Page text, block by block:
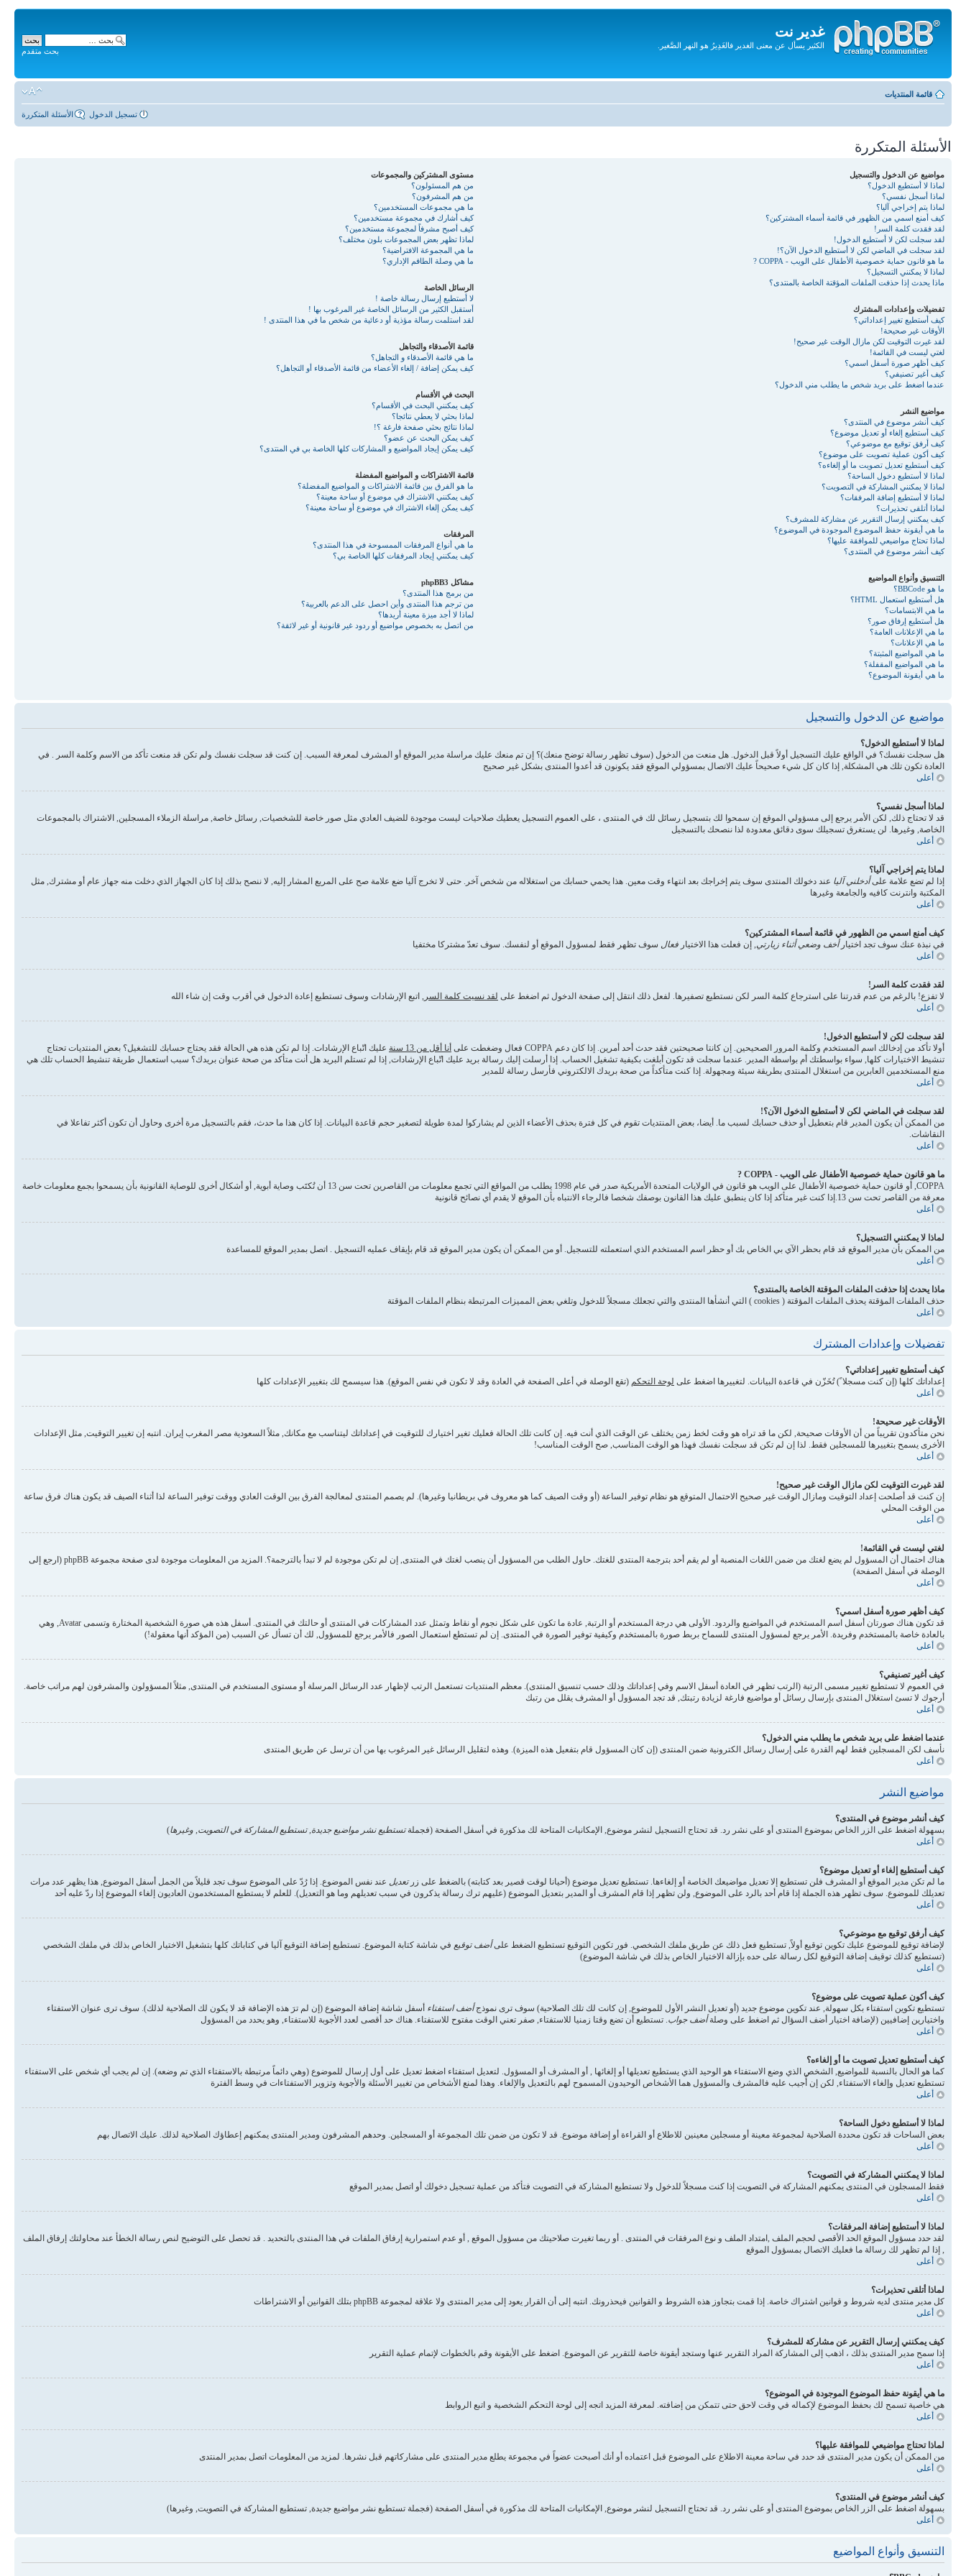
غدير نت
الكثير يسأل عن معنى الغدير فالغَدِيرُ هو النهر الصَّغير.
المحتويات
بحث متقدم
قائمة المنتديات
الأسئلة المتكررة تسجيل الدخول
الأسئلة المتكررة
مواضيع عن الدخول والتسجيل
لماذا لا أستطيع الدخول؟
لماذا أسجل نفسي؟
لماذا يتم إخراجي آليا؟
كيف أمنع اسمي من الظهور في قائمة أسماء المشتركين؟
لقد فقدت كلمة السر!
لقد سجلت لكن لا أستطيع الدخول!
لقد سجلت في الماضي لكن لا أستطيع الدخول الآن؟!
ما هو قانون حماية خصوصية الأطفال على الويب - COPPA ?
لماذا لا يمكنني التسجيل؟
ماذا يحدث إذا حذفت الملفات المؤقتة الخاصة بالمنتدى؟
تفضيلات وإعدادات المشترك
كيف أستطيع تغيير إعداداتي؟
الأوقات غير صحيحة!
لقد غيرت التوقيت لكن مازال الوقت غير صحيح!
لغتي ليست في القائمة!
كيف أظهر صورة أسفل اسمي؟
كيف أغير تصنيفي؟
عندما اضغط على بريد شخص ما يطلب مني الدخول؟
مواضيع النشر
كيف أنشر موضوع في المنتدى؟
كيف أستطيع إلغاء أو تعديل موضوع؟
كيف أرفق توقيع مع موضوعي؟
كيف أكون عملية تصويت على موضوع؟
كيف أستطيع تعديل تصويت ما أو إلغاءه؟
لماذا لا أستطيع دخول الساحة؟
لماذا لا يمكنني المشاركة في التصويت؟
لماذا لا أستطيع إضافة المرفقات؟
لماذا أتلقى تحذيرات؟
كيف يمكنني إرسال التقرير عن مشاركة للمشرف؟
ما هي أيقونة حفظ الموضوع الموجودة في الموضوع؟
لماذا تحتاج مواضيعي للموافقة عليها؟
كيف أنشر موضوع في المنتدى؟
التنسيق وأنواع المواضيع
ما هو BBCode؟
هل أستطيع استعمال HTML؟
ما هي الابتسامات؟
هل أستطيع إرفاق صور؟
ما هي الإعلانات العامة؟
ما هي الإعلانات؟
ما هي المواضيع المثبتة؟
ما هي المواضيع المقفلة؟
ما هي أيقونة الموضوع؟
مستوى المشتركين والمجموعات
من هم المسئولون؟
من هم المشرفون؟
ما هي مجموعات المستخدمين؟
كيف أشارك في مجموعة مستخدمين؟
كيف أصبح مشرفاً لمجموعة مستخدمين؟
لماذا تظهر بعض المجموعات بلون مختلف؟
ما هي المجموعة الافتراضية؟
ما هي وصلة الطاقم الإداري؟
الرسائل الخاصة
لا أستطيع إرسال رسالة خاصة !
أستقبل الكثير من الرسائل الخاصة غير المرغوب بها !
لقد استلمت رسالة مؤذية أو دعائية من شخص ما في هذا المنتدى !
قائمة الأصدقاء والتجاهل
ما هي قائمة الأصدقاء و التجاهل؟
كيف يمكن إضافة / إلغاء الأعضاء من قائمة الأصدقاء أو التجاهل؟
البحث في الأقسام
كيف يمكنني البحث في الأقسام؟
لماذا بحثي لا يعطي نتائجا؟
لماذا نتائج بحثي صفحة فارغة ؟!
كيف يمكن البحث عن عضو؟
كيف يمكن إيجاد المواضيع و المشاركات كلها الخاصة بي في المنتدى؟
قائمة الاشتراكات و المواضيع المفضلة
ما هو الفرق بين قائمة الاشتراكات و المواضيع المفضلة؟
كيف يمكنني الاشتراك في موضوع أو ساحة معينة؟
كيف يمكن إلغاء الاشتراك في موضوع أو ساحة معينة؟
المرفقات
ما هي أنواع المرفقات الممسوحة في هذا المنتدى؟
كيف يمكنني إيجاد المرفقات كلها الخاصة بي؟
مشاكل phpBB3
من برمج هذا المنتدى؟
من ترجم هذا المنتدى وأين احصل على الدعم بالعربية؟
لماذا لا أجد ميزة معينة أريدها؟
من اتصل به بخصوص مواضيع أو ردود غير قانونية أو غير لائقة؟
مواضيع عن الدخول والتسجيل
لماذا لا أستطيع الدخول؟
هل سجلت نفسك؟ في الواقع عليك التسجيل أولاً قبل الدخول. هل منعت من الدخول (سوف تظهر رسالة توضح منعك)؟ إن تم منعك عليك مراسلة مدير الموقع أو المشرف لمعرفة السبب. إن كنت قد سجلت نفسك ولم تكن قد منعت تأكد من الاسم وكلمة السر . في
العادة تكون تلك هي المشكلة, إذا كان كل شيء صحيحاً عليك الاتصال بمسؤولي الموقع فقد يكونون قد أعدوا المنتدى بشكل غير صحيح
أعلى
لماذا أسجل نفسي؟
قد لا تحتاج ذلك, لكن الأمر يرجع إلى مسؤولي الموقع إن سمحوا لك بتسجيل رسائل لك في المنتدى ، على العموم التسجيل يعطيك صلاحيات ليست موجودة للضيف العادي مثل صور خاصة للشخصيات, رسائل خاصة, مراسلة الزملاء المسجلين, الاشتراك بالمجموعات
الخاصة, وغيرها. لن يستغرق تسجيلك سوى دقائق معدودة لذا ننصحك بالتسجيل
أعلى
لماذا يتم إخراجي آليا؟
إذا لم تضع علامة علىأدخلني آليا عند دخولك المنتدى سوف يتم إخراجك بعد انتهاء وقت معين. هذا يحمي حسابك من استغلاله من شخص آخر. حتى لا تخرج آليا ضع علامة صح على المربع المشار إليه, لا ننصح بذلك إذا كان الجهاز الذي دخلت منه جهاز عام أو مشترك, مثل
المكتبة وانترنت كافيه والجامعة وغيرها
أعلى
كيف أمنع اسمي من الظهور في قائمة أسماء المشتركين؟
في نبذة عنك سوف تجد اختيارأخف وضعي أثناء زيارتي, إن فعلت هذا الاختيار فعال سوف تظهر فقط لمسؤول الموقع أو لنفسك. سوف تعدّ مشتركا مختفيا
أعلى
لقد فقدت كلمة السر!
لا تفزع! بالرغم من عدم قدرتنا على استرجاع كلمة السر لكن نستطيع تصفيرها. لفعل ذلك انتقل إلى صفحة الدخول ثم اضغط على لقد نسيت كلمة السر , اتبع الإرشادات وسوف تستطيع إعادة الدخول في أقرب وقت إن شاء الله
أعلى
لقد سجلت لكن لا أستطيع الدخول!
أولا تأكد من إدخالك اسم المستخدم وكلمة المرور الصحيحين. إن كانتا صحيحتين فقد حدث أحد أمرين. إذا كان دعم COPPA فعال وضغطت على
أنا أقل من 13 سنة
عليك اتّباع الإرشادات. إذا لم تكن هذه هي الحالة فقد يحتاج حسابك للتشغيل؟ بعض المنتديات تحتاج
تنشيط الاختيارات كلها, سواء بواسطتك أم بواسطة المدير. عندما سجلت قد تكون أبلغت بكيفية تشغيل الحساب. إذا أرسلت إليك رسالة بريد عليك اتّباع الإرشادات, إذا لم تستلم البريد هل أنت متأكد من صحة عنوان بريدك؟ سبب استعمال طريقة تنشيط الحساب تلك هي
منع المستخدمين العابرين من استغلال المنتدى بطريقة سيئة ومجهولة. إذا كنت متأكداً من صحة بريدك الالكتروني فأرسل رسالة للمدير
أعلى
لقد سجلت في الماضي لكن لا أستطيع الدخول الآن؟!
من الممكن أن يكون المدير قام بتعطيل أو حذف حسابك لسبب ما. أيضا، بعض المنتديات تقوم في كل فترة بحذف الأعضاء الذين لم يشاركوا لمدة طويلة لتصغير حجم قاعدة البيانات. إذا كان هذا ما حدث، فقم بالتسجيل مرة أخرى وحاول أن تكون أكثر تفاعلا في
النقاشات.
أعلى
ما هو قانون حماية خصوصية الأطفال على الويب - COPPA ?
COPPA, أو قانون حماية خصوصية الأطفال على الويب هو قانون في الولايات المتحدة الأمريكية صدر في عام 1998 يطلب من المواقع التي تجمع معلومات من القاصرين تحت سن 13 أن تُكتَب وصاية أبوية, أو أشكال أخرى للوصاية القانونية بأن يسمحوا بجمع معلومات خاصة
معرفة من القاصر تحت سن 13.إذا كنت غير متأكد إذا كان ينطبق عليك هذا القانون بوصفك شخصا فالرجاء الانتباه بأن الموقع لا يقدم أي نصائح قانونية
أعلى
لماذا لا يمكنني التسجيل؟
من الممكن بأن مدير الموقع قد قام بحظر الآي بي الخاص بك أو حظر اسم المستخدم الذي استعملته للتسجيل. أو من الممكن أن يكون مدير الموقع قد قام بإيقاف عمليه التسجيل . اتصل بمدير الموقع للمساعدة
أعلى
ماذا يحدث إذا حذفت الملفات المؤقتة الخاصة بالمنتدى؟
حذف الملفات المؤقتة يحذف الملفات المؤقتة ( cookies ) التي أنشأها المنتدى والتي تجعلك مسجلاً للدخول وتلغي بعض المميزات المرتبطة بنظام الملفات المؤقتة
أعلى
تفضيلات وإعدادات المشترك
كيف أستطيع تغيير إعداداتي؟
إعداداتك كلها (إن كنت مسجلا ً) تُخَزّن في قاعدة البيانات. لتغييرها اضغط على لوحة التحكم (تقع الوصلة في أعلى الصفحة في العادة وقد لا تكون في نفس الموقع). هذا سيسمح لك بتغيير الإعدادات كلها
أعلى
الأوقات غير صحيحة!
نحن متأكدون تقريباً من أن الأوقات صحيحة, لكن ما قد تراه هو وقت لخط زمن يختلف عن الوقت الذي أنت فيه. إن كانت تلك الحالة فعليك تغير اختيارك للتوقيت في إعداداتك ليتناسب مع مكانك, مثلاً السعودية مصر المغرب إيران. انتبه إن تغيير التوقيت, مثل الإعدادات
الأخرى يسمح بتغييرها للمسجلين فقط. لذا إن لم تكن قد سجلت نفسك فهذا هو الوقت المناسب, صح الوقت المناسب!
أعلى
لقد غيرت التوقيت لكن مازال الوقت غير صحيح!
إن كنت قد أصلحت إعداد التوقيت ومازال الوقت غير صحيح الاحتمال المتوقع هو نظام توفير الساعة (أو وقت الصيف كما هو معروف في بريطانيا وغيرها). لم يصمم المنتدى لمعالجة الفرق بين الوقت العادي ووقت توفير الساعة لذا أثناء الصيف قد يكون هناك فرق ساعة
من الوقت المحلي
أعلى
لغتي ليست في القائمة!
هناك احتمال أن المسؤول لم يضع لغتك من ضمن اللغات المنصبة أو لم يقم أحد بترجمة المنتدى للغتك. حاول الطلب من المسؤول أن ينصب لغتك في المنتدى, إن لم تكن موجودة لم لا تبدأ بالترجمة؟. المزيد من المعلومات موجودة لدى صفحة مجموعة phpBB (ارجع إلى
الوصلة في أسفل الصفحة)
أعلى
كيف أظهر صورة أسفل اسمي؟
قد تكون هناك صورتان أسفل اسم المستخدم في المواضيع والردود. الأولى هي درجة المستخدم أو الرتبة, عادة ما تكون على شكل نجوم أو نقاط وتمثل عدد المشاركات في المنتدى أو حالتك في المنتدى. أسفل هذه هي صورة الشخصية المختارة وتسمى Avatar, وهي
بالعادة خاصة بالمستخدم وفريدة. الأمر يرجع لمسؤول المنتدى للسماح بربط صورة بالمستخدم وكيفية توفير الصورة في المنتدى. إن لم تستطع استعمال الصور فالأمر يرجع للمسؤول, لك أن تسأل عن السبب (من المؤكد أنها معقولة!)
أعلى
كيف أغير تصنيفي؟
في العموم لا تستطيع تغيير مسمى الرتبة (الرتب تظهر في العادة أسفل الاسم وفي إعداداتك وذلك حسب تنسيق المنتدى). معظم المنتديات تستعمل الرتب لإظهار عدد الرسائل المرسلة أو مستوى المستخدم في المنتدى, مثلاً المسؤولون والمشرفون لهم مراتب خاصة.
أرجوك لا تسئ استغلال المنتدى بإرسال رسائل أو مواضيع فارغة لزيادة رتبتك, قد تجد المسؤول أو المشرف يقلل من رتبك
أعلى
عندما اضغط على بريد شخص ما يطلب مني الدخول؟
نأسف لكن المسجلين فقط لهم القدرة على إرسال رسائل الكترونية ضمن المنتدى (إن كان المسؤول قام بتفعيل هذه الميزة). وهذه لتقليل الرسائل غير المرغوب بها من أن ترسل عن طريق المنتدى
أعلى
مواضيع النشر
كيف أنشر موضوع في المنتدى؟
بسهولة اضغط على الزر الخاص بموضوع المنتدى أو على نشر رد. قد تحتاج التسجيل لنشر موضوع, الإمكانيات المتاحة لك مذكورة في أسفل الصفحة (فجملةتستطيع نشر مواضيع جديدة, تستطيع المشاركة في التصويت, وغيرها)
أعلى
كيف أستطيع إلغاء أو تعديل موضوع؟
ما لم تكن مدير الموقع أو المشرف فلن تستطيع إلا تعديل مواضيعك الخاصة أو إلغاءها. تستطيع تعديل موضوع (أحيانا لوقت قصير بعد كتابته) بالضغط على زرتعديل عند نفس الموضوع. إذا رُدّ على الموضوع سوف تجد قليلاً من الجمل أسفل الموضوع, هذا يظهر عدد مرات
تعديلك للموضوع. سوف تظهر هذه الجملة إذا قام أحد بالرد على الموضوع, ولن تظهر إذا قام المشرف أو المدير بتعديل الموضوع (عليهم ترك رسالة يذكرون في سبب تعديلهم وما هو التعديل). للعلم لا يستطيع المستخدمون العاديون إلغاء الموضوع إذا ردّ عليه أحد
أعلى
كيف أرفق توقيع مع موضوعي؟
لإضافة توقيع للموضوع عليك تكوين توقيع أولاً, تستطيع فعل ذلك عن طريق ملفك الشخصي. فور تكوين التوقيع تستطيع الضغط علىأضف توقيع في شاشة كتابة الموضوع. تستطيع إضافة التوقيع آليا في كتاباتك كلها بتشغيل الاختيار الخاص بذلك في ملفك الشخصي
(تستطيع كذلك توقيف إضافة التوقيع لكل رسالة على حده بإزالة الاختيار الخاص بذلك في شاشة الموضوع)
أعلى
كيف أكون عملية تصويت على موضوع؟
تستطيع تكوين استفتاء بكل سهولة, عند تكوين موضوع جديد (أو تعديل النشر الأول للموضوع, إن كانت لك تلك الصلاحية) سوف ترى نموذجأضف استفتاء أسفل شاشة إضافة الموضوع (إن لم ترَ هذه الإضافة قد لا يكون لك الصلاحية لذلك). سوف ترى عنوان الاستفتاء
واختيارين إضافيين (لإضافة اختيار أضف السؤال ثم اضغط على وصلةأضف جواب. تستطيع أن تضع وقتا زمنيا للاستفتاء, صفر تعني الوقت مفتوح للاستفتاء. هناك حد أقصى لعدد الأجوبة للاستفتاء, وهو يحدد من المسؤول
أعلى
كيف أستطيع تعديل تصويت ما أو إلغاءه؟
كما هو الحال بالنسبة للمواضيع, الشخص الذي وضع الاستفتاء هو الوحيد الذي يستطيع تعديلها أو إلغائها , أو المشرف أو المسؤول. لتعديل استفتاء اضغط تعديل على أول إرسال للموضوع (وهي دائماً مرتبطة بالاستفتاء الذي تم وضعه). إن لم يجب أي شخص على الاستفتاء
تستطيع تعديل وإلغاء الاستفتاء, لكن إن أُجيب عليه فالمشرف والمسؤول هما الأشخاص الوحيدون المسموح لهم بالتعديل والإلغاء. وهذا لمنع الأشخاص من تغيير الأسئلة والأجوبة وتزوير الاستفتاءات في وسط الفترة
أعلى
لماذا لا أستطيع دخول الساحة؟
بعض الساحات قد تكون محددة الصلاحية لمجموعة معينة أو مسجلين معينين للاطلاع أو القراءة أو إضافة موضوع. قد لا تكون من ضمن تلك المجموعة أو المسجلين. وحدهم المشرفون ومدير المنتدى يمكنهم إعطاؤك الصلاحية لذلك. عليك الاتصال بهم
أعلى
لماذا لا يمكنني المشاركة في التصويت؟
فقط المسجلون في المنتدى يمكنهم المشاركة في التصويت إذا كنت مسجلاً للدخول ولا تستطيع المشاركة في التصويت فتأكد من عملية تسجيل دخولك أو اتصل بمدير الموقع
أعلى
لماذا لا أستطيع إضافة المرفقات؟
لقد حدد مسؤول الموقع الحد الأقصى لحجم الملف ,امتداد الملف و نوع المرفقات في المنتدى . أو ربما تغيرت صلاحيتك من مسؤول الموقع , أو عدم استمرارية إرفاق الملفات في هذا المنتدى بالتحديد . قد تحصل على التوضيح لنص رسالة الخطأ عند محاولتك إرفاق الملف
, إذا لم تظهر لك رسالة ما فعليك الاتصال بمسؤول الموقع
أعلى
لماذا أتلقى تحذيرات؟
كل مدير منتدى لديه شروط و قوانين اشتراك خاصة. إذا قمت بتجاوز هذه الشروط و القوانين فيحذرونك. انتبه إلى أن القرار يعود إلى مدير المنتدى ولا علاقة لمجموعة phpBB بتلك القوانين أو الاشتراطات
أعلى
كيف يمكنني إرسال التقرير عن مشاركة للمشرف؟
إذا سمح مدير المنتدى بذلك ، اذهب إلى المشاركة المراد التقرير عنها وستجد أيقونة خاصة للتقرير عن الموضوع. اضغط على الأيقونة وقم بالخطوات لإتمام عملية التقرير
أعلى
ما هي أيقونة حفظ الموضوع الموجودة في الموضوع؟
هي خاصية تسمح لك بحفظ الموضوع لإكماله في وقت لاحق حتى تتمكن من إضافته. لمعرفة المزيد اتجه إلى لوحة التحكم الشخصية و اتبع الروابط
أعلى
لماذا تحتاج مواضيعي للموافقة عليها؟
من الممكن أن يكون مدير المنتدى قد حدد في ساحة معينة الاطلاع على الموضوع قبل اعتماده أو أنك أصبحت عضواً في مجموعة يطلع مدير المنتدى على مشاركاتهم قبل نشرها. لمزيد من المعلومات اتصل بمدير المنتدى
أعلى
كيف أنشر موضوع في المنتدى؟
بسهولة اضغط على الزر الخاص بموضوع المنتدى أو على نشر رد. قد تحتاج التسجيل لنشر موضوع, الإمكانيات المتاحة لك مذكورة في أسفل الصفحة (فجملة تستطيع نشر مواضيع جديدة, تستطيع المشاركة في التصويت, وغيرها)
أعلى
التنسيق وأنواع المواضيع